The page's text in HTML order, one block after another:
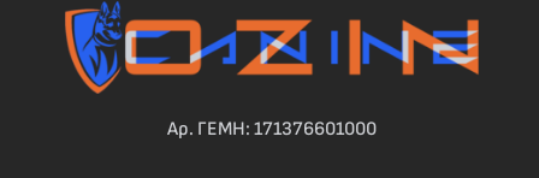
Αρ. ΓΕΜΗ: 171376601000